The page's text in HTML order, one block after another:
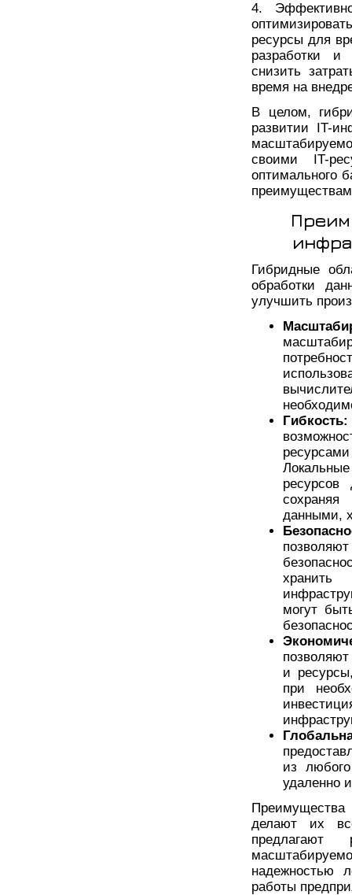
4.
ресурсы для
разработки и
снизить
время на
В целом,
развитии IT-
своими IT-
оптимального
Гибридные
обработки
улучшить
Гибкость:
данными,
хранить
могут
и
при
из
удаленно
делают их
надежностью
работы